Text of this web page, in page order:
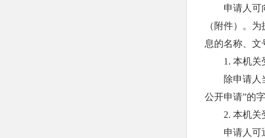
申请人可
（附件）。
息的名称、文
1. 本机
除申请人
公开申请”的
2. 本机
申请人可